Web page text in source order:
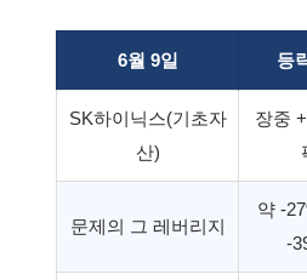
6월 9일 등
SK하이닉스(기초자
산)
장중
문제의 그 레버리지
약 -
-